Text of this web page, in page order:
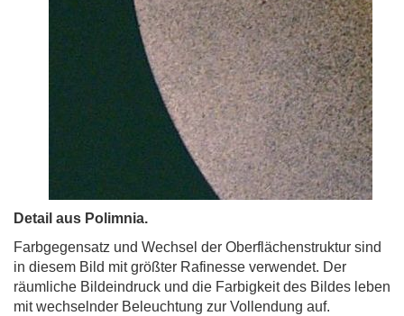
Detail aus Polimnia.
Farbgegensatz und Wechsel der Oberflächenstruktur sind
in diesem Bild mit größter Rafinesse verwendet. Der
räumliche Bildeindruck und die Farbigkeit des Bildes leben
mit wechselnder Beleuchtung zur Vollendung auf.